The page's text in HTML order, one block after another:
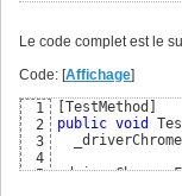
Le code complet est le
Code: [Affichage]
1
2
3
4
5
TestMethod
public void